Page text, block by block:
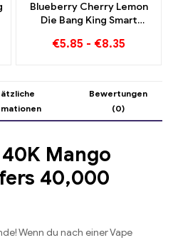
Blueberry Cherry Lemon
Die Bang King Smart
Überblick über ein
€5.85 - €8.35
Bewertungen
(0)
Mango
40,000
Wenn du nach einer Vape